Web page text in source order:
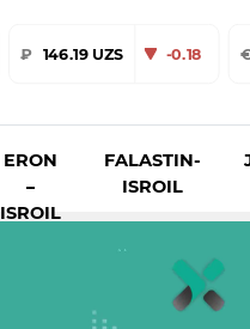
₽ 146.19 UZS -0.18
ERON
–
ISROIL
FALASTIN-
ISROIL